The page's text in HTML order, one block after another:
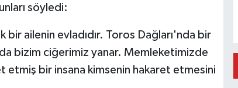
söyledi:
ailenin evladıdır. Toros Dağları'nda bir
bizim ciğerimiz yanar. Memleketimizde
bir insana kimsenin hakaret etmesini